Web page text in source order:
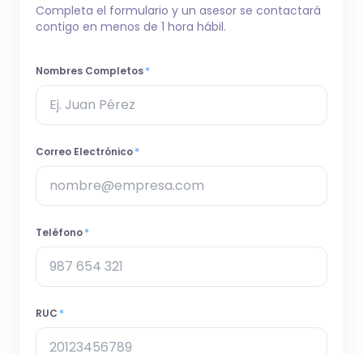
Completa el formulario y un asesor se contactará
contigo en menos de 1 hora hábil.
Nombres Completos*
Correo Electrónico*
Teléfono*
RUC *